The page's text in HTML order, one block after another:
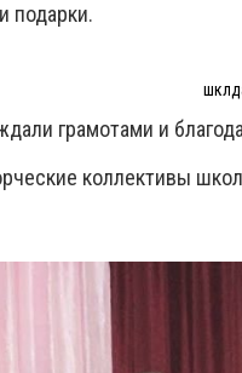
подарки.
грамотами и
коллективы